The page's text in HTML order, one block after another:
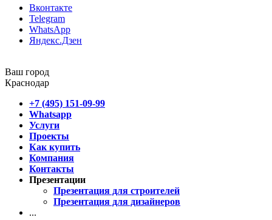
Вконтакте
Telegram
WhatsApp
Яндекс.Дзен
Ваш город
Краснодар
+7 (495) 151-09-99
Whatsapp
Услуги
Проекты
Как купить
Компания
Контакты
Презентации
Презентация для строителей
Презентация для дизайнеров
...